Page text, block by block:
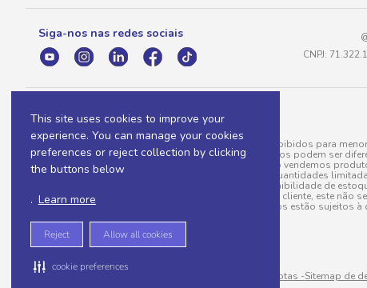
This site uses cookies to improve your
experience. You can manage your cookies
preferences or reject collection by clicking
the buttons below
. Learn more
Reject Allow all cookies
cookie preferences
Siga-nos nas redes sociais
CNPJ:
A venda e o consumo de bebidas alcoólicas são proibidos para
válidas para a loja eletrônica, sendo que seus preços podem ser
para menos, por conta de produtos variáveis; e não vendemos
do pedido. Produtos em promoção possuem quantidades
20/03/97). A venda está diretamente ligada à disponibilidade de
Caso algum produto venha a faltar no pedido do cliente, este não
todos os pedidos estão sujeitos à
Sitemap de rotas -Sitemap de